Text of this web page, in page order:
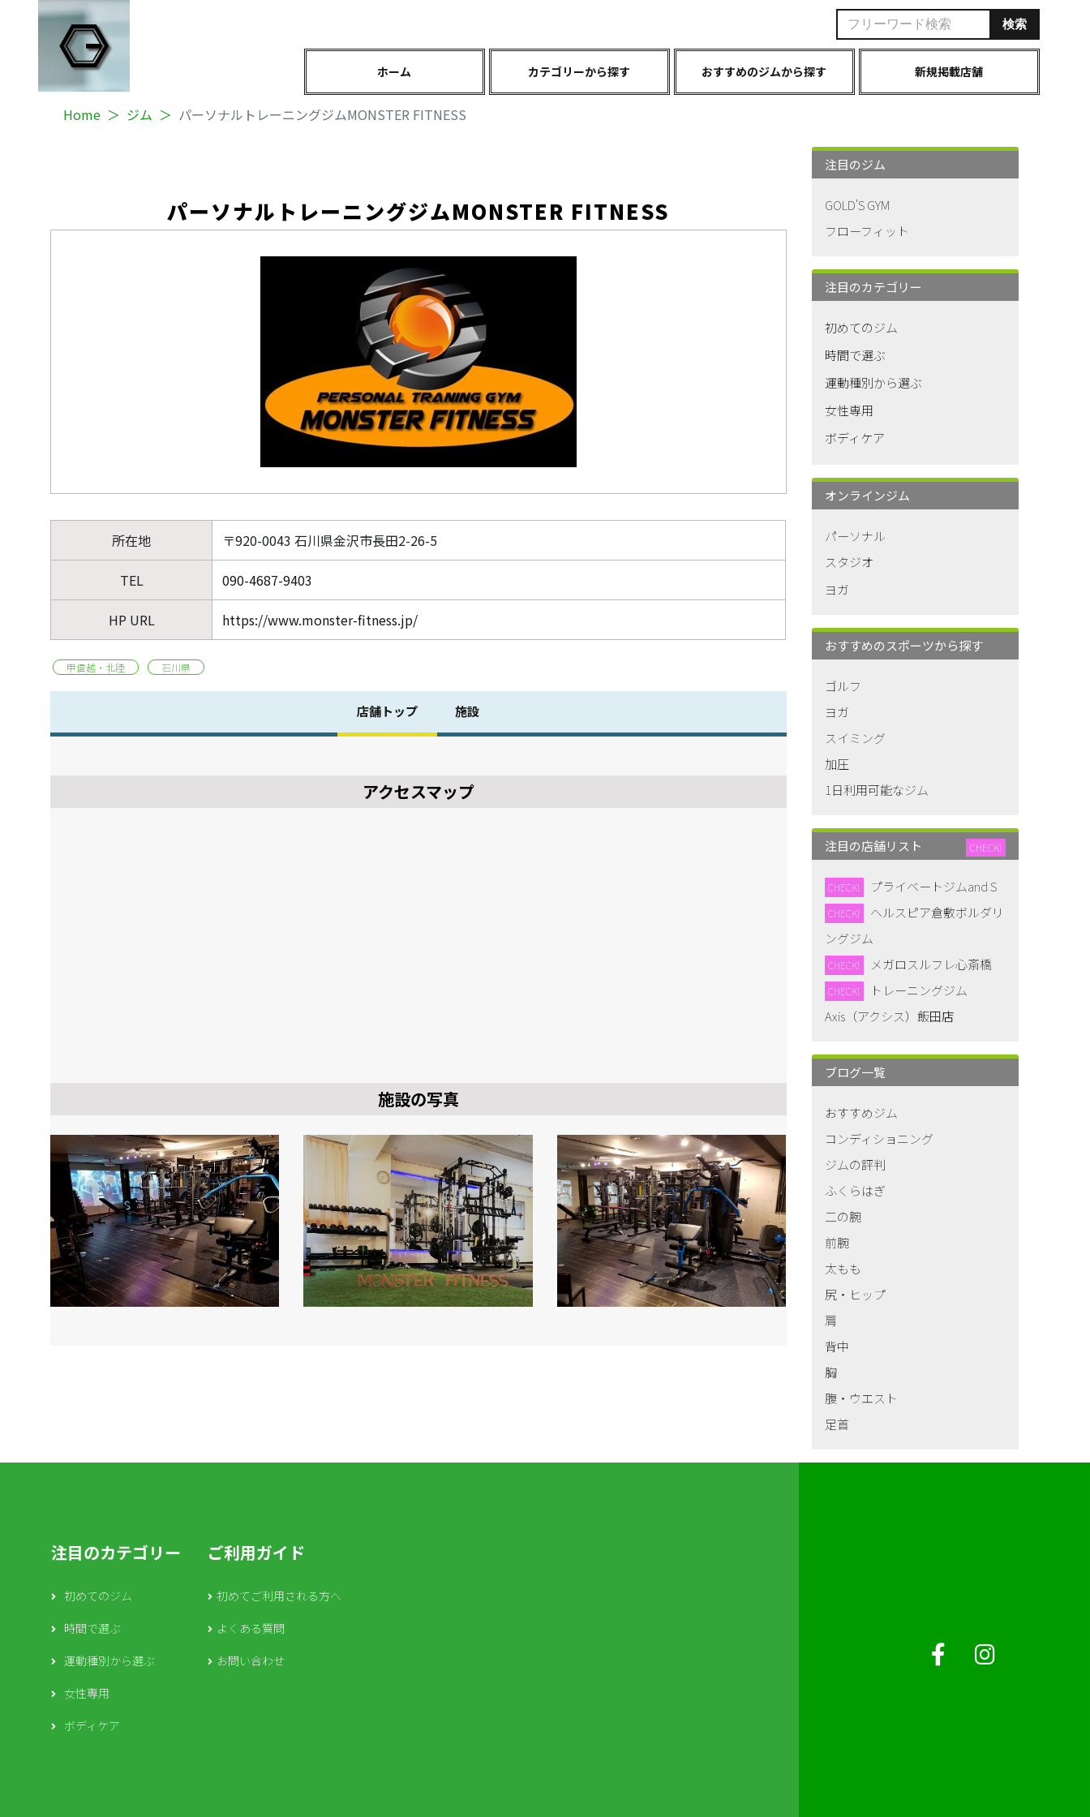
ホーム カテゴリーから探す おすすめのジムから探す 新規掲載店舗
Home ジム パーソナルトレーニングジムMONSTER FITNESS
パーソナルトレーニングジムMONSTER FITNESS
所在地 〒920-0043 石川県金沢市長田2-26-5
TEL 090-4687-9403
HP URL https://www.monster-fitness.jp/
甲信越・北陸 石川県
店舗トップ 施設
アクセスマップ
施設の写真
注目のジム
GOLD'S GYM
フローフィット
注目のカテゴリー
初めてのジム
時間で選ぶ
運動種別から選ぶ
女性専用
ボディケア
オンラインジム
パーソナル
スタジオ
ヨガ
おすすめのスポーツから探す
ゴルフ
ヨガ
スイミング
加圧
1日利用可能なジム
注目の店舗リスト CHECK!
CHECK! プライベートジムand S
CHECK!
ヘルスピア倉敷ボルダリ
ングジム
CHECK! メガロスルフレ心斎橋
CHECK!
トレーニングジム
Axis（アクシス）飯田店
ブログ一覧
おすすめジム
コンディショニング
ジムの評判
ふくらはぎ
二の腕
前腕
太もも
尻・ヒップ
肩
背中
胸
腹・ウエスト
足首
注目のカテゴリー
初めてのジム
時間で選ぶ
運動種別から選ぶ
女性専用
ボディケア
ご利用ガイド
初めてご利用される方へ
よくある質問
お問い合わせ